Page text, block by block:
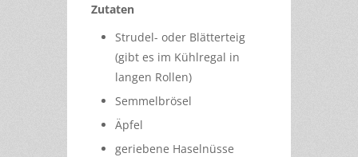
Zutaten
Strudel- oder Blätterteig
(gibt es im Kühlregal in
langen Rollen)
Semmelbrösel
Äpfel
geriebene Haselnüsse